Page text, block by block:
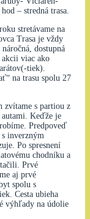
– stredná trasa.
stretávame na
Trasa je vždy
dostupná
viac ako
tiek).
na trasu spolu 27
zvítame s partiou z
Keďže je
Predpoveď
inverzným
Po spresnení
chodníku a
Prvé
aj prvé
spolu s
Cesta ubieha
výhľady na údolie